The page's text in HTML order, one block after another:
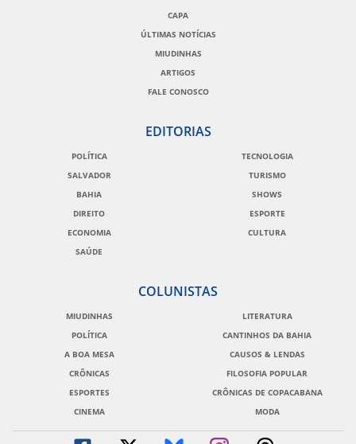
CAPA
ÚLTIMAS NOTÍCIAS
MIUDINHAS
ARTIGOS
FALE CONOSCO
EDITORIAS
POLÍTICA
SALVADOR
BAHIA
DIREITO
ECONOMIA
SAÚDE
TECNOLOGIA
TURISMO
SHOWS
ESPORTE
CULTURA
COLUNISTAS
MIUDINHAS
POLÍTICA
A BOA MESA
CRÔNICAS
ESPORTES
CINEMA
LITERATURA
CANTINHOS DA BAHIA
CAUSOS & LENDAS
FILOSOFIA POPULAR
CRÔNICAS DE COPACABANA
MODA